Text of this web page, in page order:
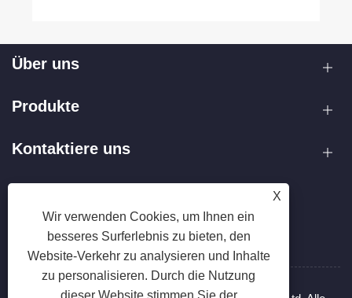
Über uns
Produkte
Kontaktiere uns
X
Wir verwenden Cookies, um Ihnen ein
besseres Surferlebnis zu bieten, den
Website-Verkehr zu analysieren und Inhalte
zu personalisieren. Durch die Nutzung
dieser Website stimmen Sie der